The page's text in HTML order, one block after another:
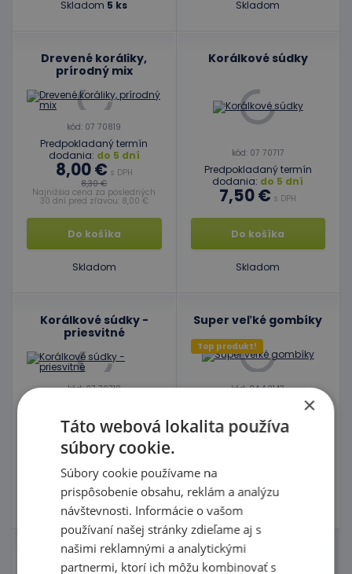
Skladom 5 ks Skladom
Drevené koráliky,
prírodný mix
kód: 07 70819
Predpokladaný termín
dodania: do 5 dní
8,00 € s DPH
8,30 €
Najnižšia cena za posledných
30 dní pred zľavou: 8,00 €
Do košíka
Skladom
Korálkové súdky
kód: 07 70717
Predpokladaný termín
dodania: do 5 dní
7,50 € s DPH
Do košíka
Skladom
Korálkové súdky -
priesvitné
kód: 07 70718
dodania:
do 5 dní
7,50 €s DPH
Do košíka
Skladom
Super veľké gombíky
Top produkt!
kód: 84 A2143
Predpokladaný termín
dodania:do 5 dní
9,90 € s DPH
Skladom
Gombíky Art
×
Táto webová lokalita používa
súbory cookie.
Súbory cookie používame na
prispôsobenie obsahu, reklám a analýzu
návštevnosti. Informácie o vašom
používaní našej stránky zdieľame aj s
našimi reklamnými a analytickými
partnermi, ktorí ich môžu kombinovať s